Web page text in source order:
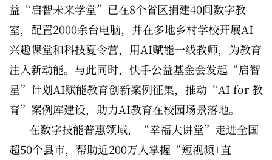
益“启智未来学堂”已在8个省区捐建40间数字教
室，配置2000余台电脑，并在多地乡村学校开展AI
兴趣课堂和科技夏令营，用AI赋能一线教师，为教育
注入新动能。与此同时，快手公益基金会发起“启智
星”计划AI赋能教育创新案例征集，推动“AI for 教
育”案例库建设，助力AI教育在校园场景落地。
在数字技能普惠领域，“幸福大讲堂”走进全国
超50个县市，帮助近200万人掌握“短视频+直